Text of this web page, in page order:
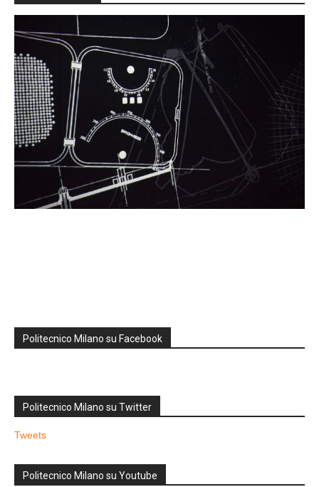
Politecnico Milano su Facebook
Politecnico Milano su Twitter
Tweets
Politecnico Milano su Youtube